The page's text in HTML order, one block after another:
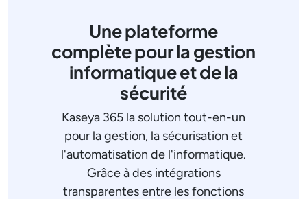
Une plateforme
complète pour la gestion
informatique et de la
sécurité
Kaseya 365 la solution tout-en-un
pour la gestion, la sécurisation et
l'automatisation de l'informatique.
Grâce à des intégrations
transparentes entre les fonctions